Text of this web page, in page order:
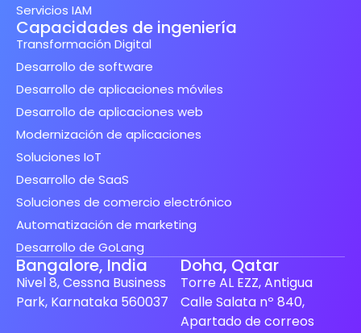
Servicios IAM
Capacidades de ingeniería
Transformación Digital
Desarrollo de software
Desarrollo de aplicaciones móviles
Desarrollo de aplicaciones web
Modernización de aplicaciones
Soluciones IoT
Desarrollo de SaaS
Soluciones de comercio electrónico
Automatización de marketing
Desarrollo de GoLang
Bangalore, India
Nivel 8, Cessna Business
Park, Karnataka 560037
Doha, Qatar
Torre AL EZZ, Antigua
Calle Salata nº 840,
Apartado de correos